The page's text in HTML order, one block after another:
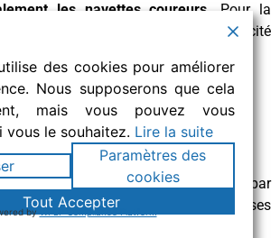
les navettes coureurs. Pour la
de navettes de plus faible capacité
est à organiser
UTMB :
ayant acheté un pass bus proposé par
possibilité de se reposer dans les bases
de leur coureur.
des cookies pour améliorer
Nous supposerons que cela
mais vous pouvez vous
vous le souhaitez. Lire la suite
Paramètres des
cookies
Tout Accepter
by WPLP Compliance Platform